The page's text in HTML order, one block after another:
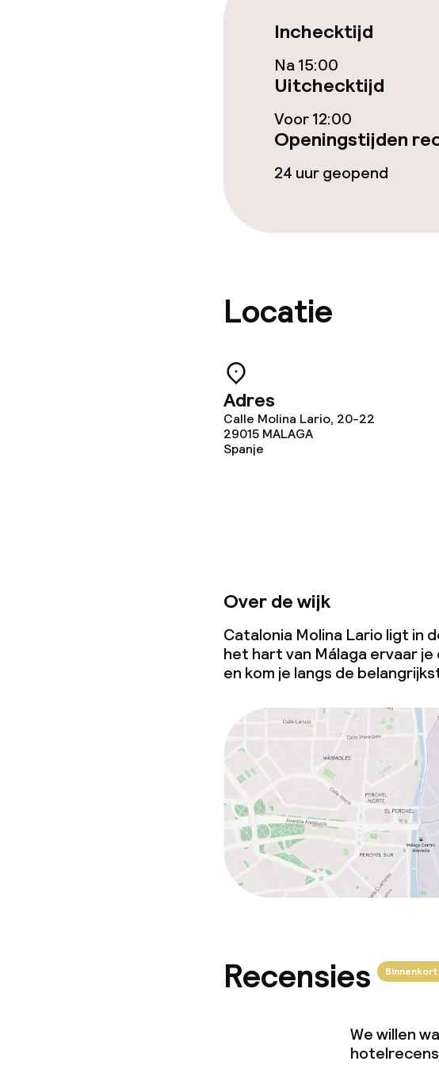
Eet- en
Eet- en drinkdiensten
Faciliteiten en diensten
Beleid
Borg bij aankomst
Overal rookvrij
Inchecktijd
Na 15:00
Uitchecktijd
Voor 12:00
Openingstijden
24 uur geopend
Locatie
Adres
Calle Molina Lario, 20-22
29015 MALAGA
Spanje
Over de wijk
Catalonia Molina Lario ligt in
het hart van Málaga ervaar
en kom je langs de
Recensies
We willen